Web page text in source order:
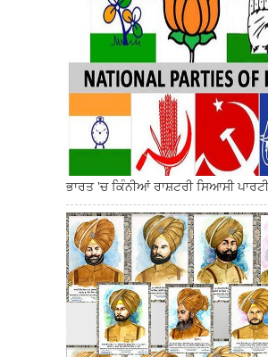
ਭਾਰਤ 'ਚ ਕਿੰਨੀਆਂ ਰਾਸ਼ਟਰੀ ਸਿਆਸੀ